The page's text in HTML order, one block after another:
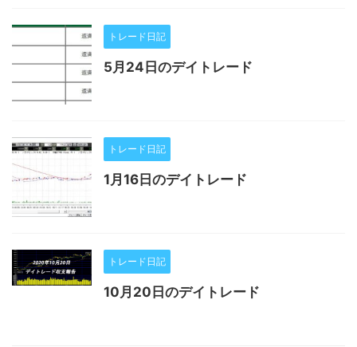
トレード日記
5月24日のデイトレード
トレード日記
1月16日のデイトレード
トレード日記
10月20日のデイトレード